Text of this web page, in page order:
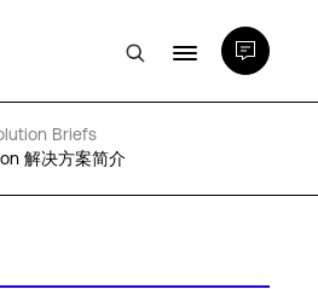
Briefs
解决方案简介